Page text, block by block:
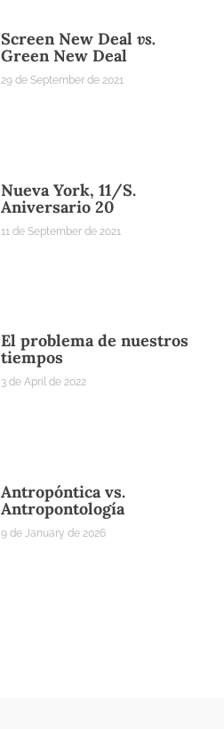
Screen New Deal vs.
Green New Deal
29 de September de 2021
Nueva York, 11/S.
Aniversario 20
11 de September de 2021
El problema de nuestros
tiempos
3 de April de 2022
Antropóntica vs.
Antropontología
9 de January de 2026